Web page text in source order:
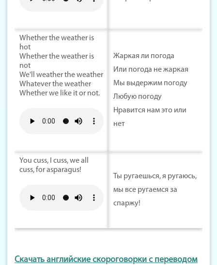
Whether the weather is
hot
Whether the weather is
not
We'll weather the weather
Whatever the weather
Whether we like it or not.
Жаркая ли погода
Или погода не жаркая
Мы выдержим погоду
Любую погоду
Нравится нам это или
нет
You cuss, I cuss, we all
cuss, for asparagus!
Ты ругаешься, я ругаюсь,
мы все ругаемся за
спаржу!
Скачать английские скороговорки с переводом